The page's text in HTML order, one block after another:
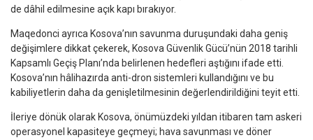
de dâhil edilmesine açık kapı bırakıyor.
Maqedonci ayrıca Kosova’nın savunma duruşundaki daha geniş
değişimlere dikkat çekerek, Kosova Güvenlik Gücü’nün 2018 tarihli
Kapsamlı Geçiş Planı’nda belirlenen hedefleri aştığını ifade etti.
Kosova’nın hâlihazırda anti-dron sistemleri kullandığını ve bu
kabiliyetlerin daha da genişletilmesinin değerlendirildiğini teyit etti.
İleriye dönük olarak Kosova, önümüzdeki yıldan itibaren tam askeri
operasyonel kapasiteye geçmeyi; hava savunması ve döner